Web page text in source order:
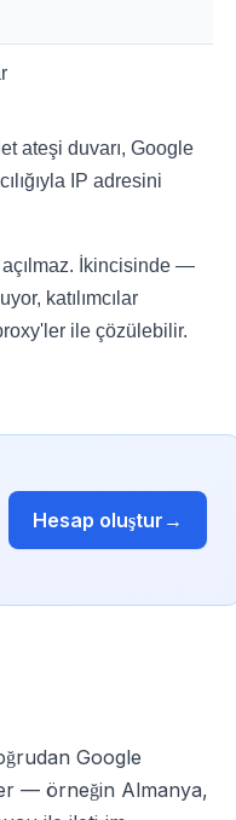
ateşi duvarı, Google
IP adresini
açılmaz. İkincisinde —
katılımcılar
ile çözülebilir.
Hesap oluştur →
Google
— örneğin Almanya,